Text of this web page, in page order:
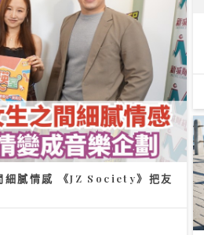
細膩情感 《JZ Society》把友